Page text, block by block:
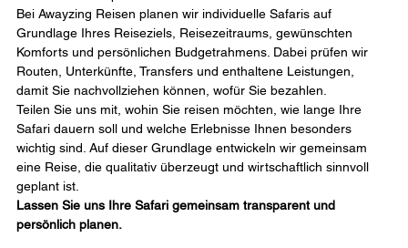
Bei Awayzing Reisen planen wir individuelle Safaris auf
Grundlage Ihres Reiseziels, Reisezeitraums, gewünschten
Komforts und persönlichen Budgetrahmens. Dabei prüfen wir
Routen, Unterkünfte, Transfers und enthaltene Leistungen,
damit Sie nachvollziehen können, wofür Sie bezahlen.
Teilen Sie uns mit, wohin Sie reisen möchten, wie lange Ihre
Safari dauern soll und welche Erlebnisse Ihnen besonders
wichtig sind. Auf dieser Grundlage entwickeln wir gemeinsam
eine Reise, die qualitativ überzeugt und wirtschaftlich sinnvoll
geplant ist.
Lassen Sie uns Ihre Safari gemeinsam transparent und
persönlich planen.